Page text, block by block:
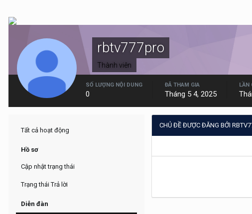
rbtv777pro
Thành viên
SỐ LƯỢNG NỘI DUNG
0
ĐÃ THAM GIA
Tháng 5 4, 2025
LẦN
Tất cả hoạt động
Hồ sơ
Cập nhật trạng thái
Trạng thái Trả lời
Diễn đàn
CHỦ ĐỀ ĐƯỢC ĐĂNG BỞI